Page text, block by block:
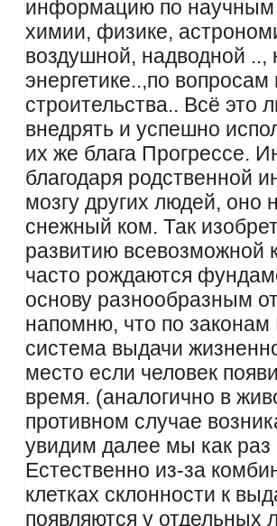
информацию по
химии, физике,
воздушной, надводной ..,
энергетике..,по вопросам
строительства.. Всё это
внедрять и успешно
их же блага Прогрессе.
благодаря родственной
мозгу других людей, оно
снежный ком. Так
развитию всевозможной
часто рождаются
основу разнообразным
напомню, что по
система выдачи
место если человек
время. (аналогично в
противном случае
увидим далее мы как раз
Естественно из-за
клетках склонности к
появляются у отдельных